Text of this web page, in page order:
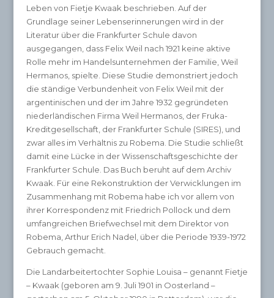
Leben von Fietje Kwaak beschrieben. Auf der
Grundlage seiner Lebenserinnerungen wird in der
Literatur über die Frankfurter Schule davon
ausgegangen, dass Felix Weil nach 1921 keine aktive
Rolle mehr im Handelsunternehmen der Familie, Weil
Hermanos, spielte. Diese Studie demonstriert jedoch
die ständige Verbundenheit von Felix Weil mit der
argentinischen und der im Jahre 1932 gegründeten
niederländischen Firma Weil Hermanos, der Fruka-
Kreditgesellschaft, der Frankfurter Schule (SIRES), und
zwar alles im Verhältnis zu Robema. Die Studie schließt
damit eine Lücke in der Wissenschaftsgeschichte der
Frankfurter Schule. Das Buch beruht auf dem Archiv
Kwaak. Für eine Rekonstruktion der Verwicklungen im
Zusammenhang mit Robema habe ich vor allem von
ihrer Korrespondenz mit Friedrich Pollock und dem
umfangreichen Briefwechsel mit dem Direktor von
Robema, Arthur Erich Nadel, über die Periode 1939-1972
Gebrauch gemacht.
Die Landarbeitertochter Sophie Louisa – genannt Fietje
– Kwaak (geboren am 9. Juli 1901 in Oosterland –